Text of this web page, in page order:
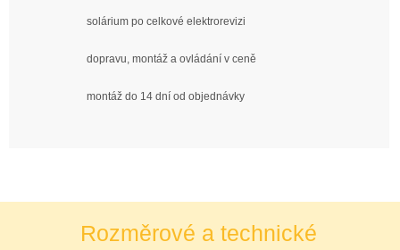
solárium po celkové elektrorevizi
dopravu, montáž a ovládání v ceně
montáž do 14 dní od objednávky
Rozměrové a technické